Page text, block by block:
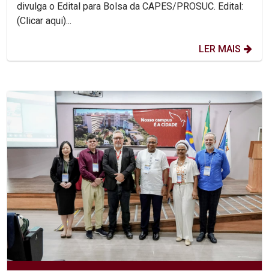
divulga o Edital para Bolsa da CAPES/PROSUC. Edital:
(Clicar aqui)...
LER MAIS